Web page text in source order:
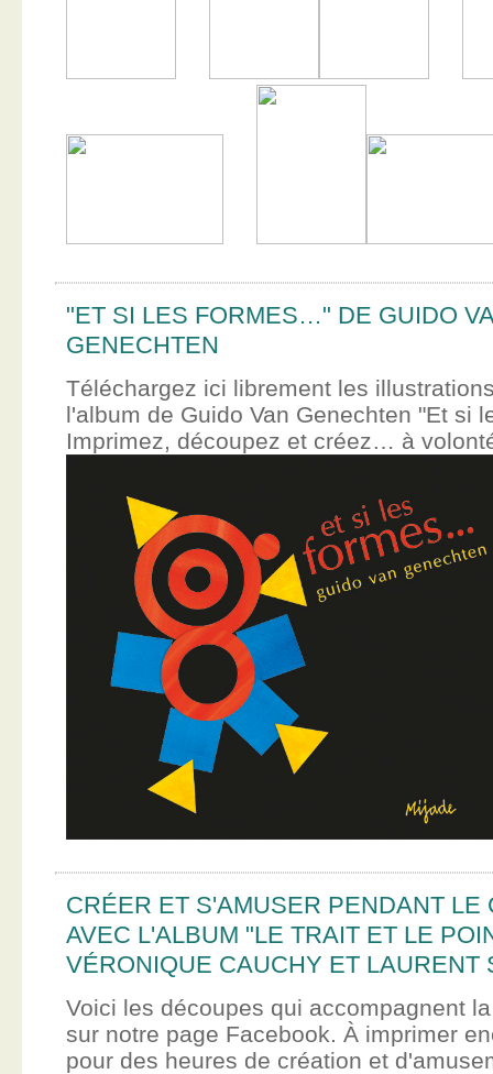
"ET SI LES FORMES…" DE GUIDO
GENECHTEN
Téléchargez ici librement les
l'album de Guido Van Genechten "Et si
Imprimez, découpez et créez… à
CRÉER ET S'AMUSER PENDANT LE
AVEC L'ALBUM "LE TRAIT ET LE
VÉRONIQUE CAUCHY ET LAURENT
Voici les découpes qui accompagnent
sur notre page Facebook. À imprimer
pour des heures de création et